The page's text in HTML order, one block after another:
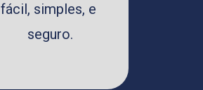
fácil, simples, e
seguro.